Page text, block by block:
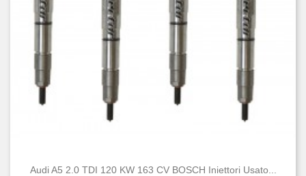
Audi A5 2.0 TDI 120 KW 163 CV BOSCH Iniettori Usato...